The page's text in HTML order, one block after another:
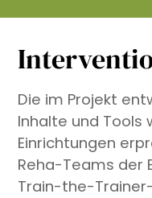
Die im Projekt
Inhalte und Tools
Einrichtungen
Reha-Teams der
Train-the-